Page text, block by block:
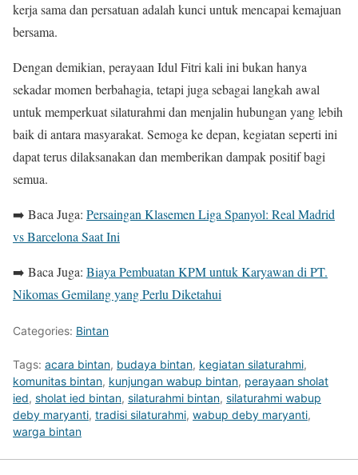
kerja sama dan persatuan adalah kunci untuk mencapai kemajuan
bersama.
Dengan demikian, perayaan Idul Fitri kali ini bukan hanya
sekadar momen berbahagia, tetapi juga sebagai langkah awal
untuk memperkuat silaturahmi dan menjalin hubungan yang lebih
baik di antara masyarakat. Semoga ke depan, kegiatan seperti ini
dapat terus dilaksanakan dan memberikan dampak positif bagi
semua.
➡️ Baca Juga: Persaingan Klasemen Liga Spanyol: Real Madrid
vs Barcelona Saat Ini
➡️ Baca Juga: Biaya Pembuatan KPM untuk Karyawan di PT.
Nikomas Gemilang yang Perlu Diketahui
Categories: Bintan
Tags: acara bintan, budaya bintan, kegiatan silaturahmi,
komunitas bintan, kunjungan wabup bintan, perayaan sholat
ied, sholat ied bintan, silaturahmi bintan, silaturahmi wabup
deby maryanti, tradisi silaturahmi, wabup deby maryanti,
warga bintan